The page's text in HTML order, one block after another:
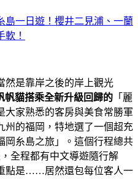
島一日遊！櫻井二見浦、一蘭
！
然是靠岸之後的岸上觀光
帆貓搭乘全新升級回歸的 「麗
大家熟悉的客房與美食常勝軍
州的福岡，特地選了一個超充
岡糸島之旅」。這個行程總共
全程都有中文導遊隨行解
點是……居然還包每位客人一